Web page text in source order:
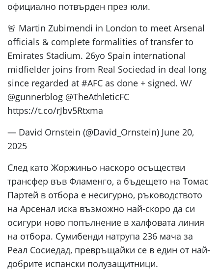
официално потвърден през юли.
🚨 Martin Zubimendi in London to meet Arsenal
officials & complete formalities of transfer to
Emirates Stadium. 26yo Spain international
midfielder joins from Real Sociedad in deal long
since regarded at #AFC as done + signed. W/
@gunnerblog @TheAthleticFC
https://t.co/rJbv5Rtxma
— David Ornstein (@David_Ornstein) June 20,
2025
След като Жоржиньо наскоро осъществи
трансфер във Фламенго, а бъдещето на Томас
Партей в отбора е несигурно, ръководството
на Арсенал иска възможно най-скоро да си
осигури ново попълнение в халфовата линия
на отбора. Сумибенди натрупа 236 мача за
Реал Сосиедад, превръщайки се в един от най-
добрите испански полузащитници.